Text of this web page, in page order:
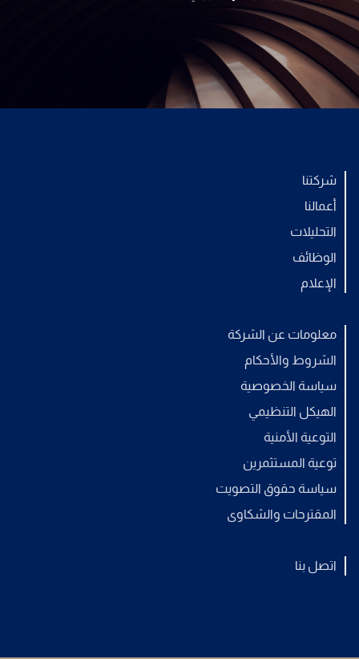
شركتنا
أعمالنا
التحليلات
الوظائف
الإعلام
معلومات عن الشركة
الشروط والأحكام
سياسة الخصوصية
الهيكل التنظيمي
التوعية الأمنية
توعية المستثمرين
سياسة حقوق التصويت
المقترحات والشكاوى
اتصل بنا